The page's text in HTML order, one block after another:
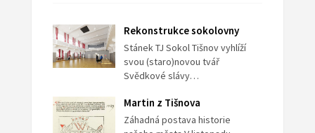
Rekonstrukce sokolovny
Stánek TJ Sokol Tišnov vyhlíží
svou (staro)novou tvář
Svědkové slávy…
Martin z Tišnova
Záhadná postava historie